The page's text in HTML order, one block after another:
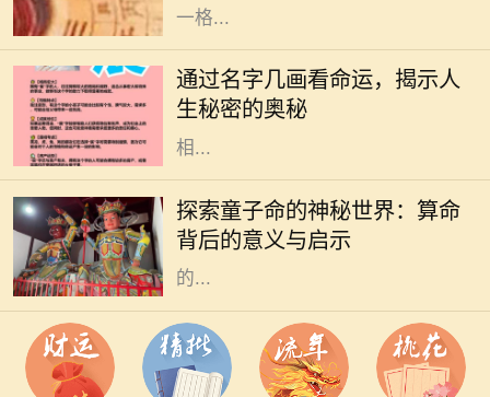
一格...
通过名字几画看命运，揭示人
生秘密的奥秘
在中华文化中，名字不仅承载了父母
的期望和美好寓意，更在某种程度上
与一个人的命运息息相关。特别是名
字的笔画数，常被认为与其五行属性
相...
探索童子命的神秘世界：算命
背后的意义与启示
在中国传统文化中，算命是一门古老
而神秘的艺术，涉及到命理、五行、
阴阳等多种哲学原理。童子命，作为
其中的一个重要概念，常常引发人们
的...